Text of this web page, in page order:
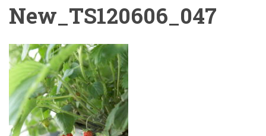
New_TS120606_047